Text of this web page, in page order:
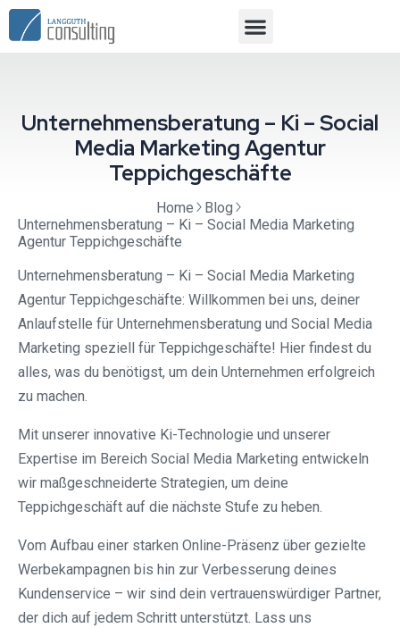
Unternehmensberatung – Ki – Social
Media Marketing Agentur
Teppichgeschäfte
Home
Blog
Unternehmensberatung – Ki – Social Media Marketing
Agentur Teppichgeschäfte
Unternehmensberatung – Ki – Social Media Marketing
Agentur Teppichgeschäfte: Willkommen bei uns, deiner
Anlaufstelle für Unternehmensberatung und Social Media
Marketing speziell für Teppichgeschäfte! Hier findest du
alles, was du benötigst, um dein Unternehmen erfolgreich
zu machen.
Mit unserer innovative Ki-Technologie und unserer
Expertise im Bereich Social Media Marketing entwickeln
wir maßgeschneiderte Strategien, um deine
Teppichgeschäft auf die nächste Stufe zu heben.
Vom Aufbau einer starken Online-Präsenz über gezielte
Werbekampagnen bis hin zur Verbesserung deines
Kundenservice – wir sind dein vertrauenswürdiger Partner,
der dich auf jedem Schritt unterstützt. Lass uns